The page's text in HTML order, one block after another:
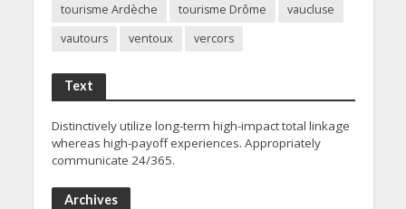
tourisme Ardèche
tourisme Drôme
vaucluse
vautours
ventoux vercors
Text
Distinctively utilize long-term high-impact total linkage
whereas high-payoff experiences. Appropriately
communicate 24/365.
Archives